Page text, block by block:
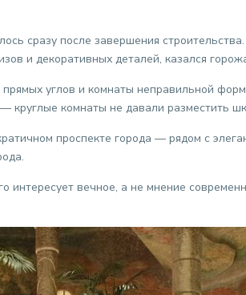
сразу после завершения
и декоративных деталей, казался
прямых углов и комнаты неправильной
круглые комнаты не давали разместить
проспекте города — рядом с
интересует вечное, а не мнение